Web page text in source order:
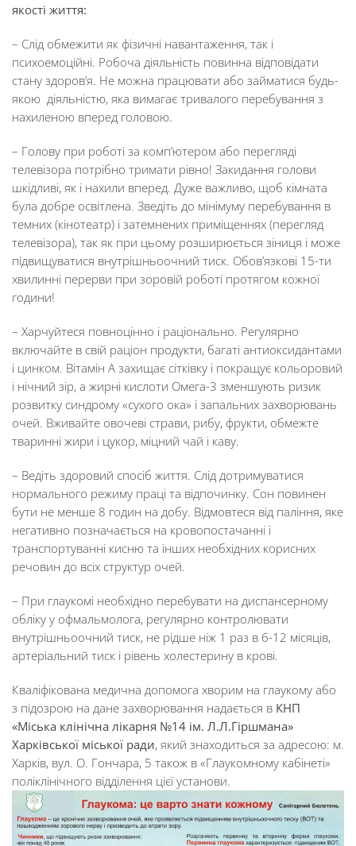
якості життя:
– Слід обмежити як фізичні навантаження, так і
психоемоційні. Робоча діяльність повинна відповідати
стану здоров’я. Не можна працювати або займатися будь-
якою діяльністю, яка вимагає тривалого перебування з
нахиленою вперед головою.
– Голову при роботі за комп’ютером або перегляді
телевізора потрібно тримати рівно! Закидання голови
шкідливі, як і нахили вперед. Дуже важливо, щоб кімната
була добре освітлена. Зведіть до мінімуму перебування в
темних (кінотеатр) і затемнених приміщеннях (перегляд
телевізора), так як при цьому розширюється зіниця і може
підвищуватися внутрішньоочний тиск. Обов’язкові 15-ти
хвилинні перерви при зоровій роботі протягом кожної
години!
– Харчуйтеся повноцінно і раціонально. Регулярно
включайте в свій раціон продукти, багаті антиоксидантами
і цинком. Вітамін А захищає сітківку і покращує кольоровий
і нічний зір, а жирні кислоти Омега-3 зменшують ризик
розвитку синдрому «сухого ока» і запальних захворювань
очей. Вживайте овочеві страви, рибу, фрукти, обмежте
тваринні жири і цукор, міцний чай і каву.
– Ведіть здоровий спосіб життя. Слід дотримуватися
нормального режиму праці та відпочинку. Сон повинен
бути не менше 8 годин на добу. Відмовтеся від паління, яке
негативно позначається на кровопостачанні і
транспортуванні кисню та інших необхідних корисних
речовин до всіх структур очей.
– При глаукомі необхідно перебувати на диспансерному
обліку у офмальмолога, регулярно контролювати
внутрішньоочний тиск, не рідше ніж 1 раз в 6-12 місяців,
артеріальний тиск і рівень холестерину в крові.
Кваліфікована медична допомога хворим на глаукому або
з підозрою на дане захворювання надається в КНП
«Міська клінічна лікарня №14 ім. Л.Л.Гіршмана»
Харківської міської ради, який знаходиться за адресою: м.
Харків, вул. О. Гончара, 5 також в «Глаукомному кабінеті»
поліклінічного відділення цієї установи.